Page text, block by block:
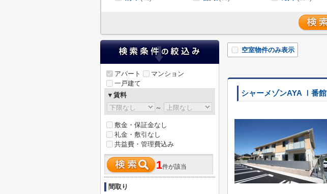
空室物件のみ表示
シャーメゾンAYA Ⅰ番館
アパート
マンション
一戸建て
▼賃料
～
敷金・保証金なし
礼金・敷引なし
共益費・管理費込み
1件が該当
間取り